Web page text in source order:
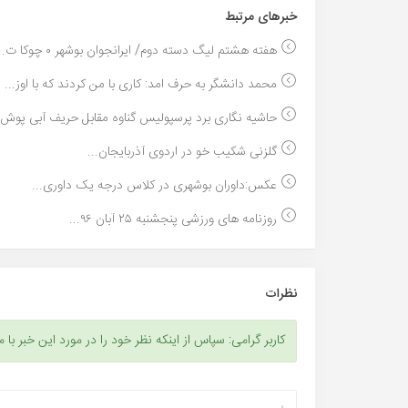
خبر‌های مرتبط
هفته هشتم لیگ دسته دوم/ ایرانجوان بوشهر ۰ چوکا ت...
محمد دانشگر به حرف امد: کاری با من کردند که با اوز...
حاشیه نگاری برد پرسپولیس گناوه مقابل حریف آبی
گلزنی شکیب خو در اردوی آذربایجان...
عکس:داوران بوشهری در کلاس درجه یک داوری...
روزنامه های ورزشی پنجشنبه ۲۵ آبان ۹۶...
نظرات
کاربر گرامی: سپاس از اینکه نظر خود را در مورد این خبر